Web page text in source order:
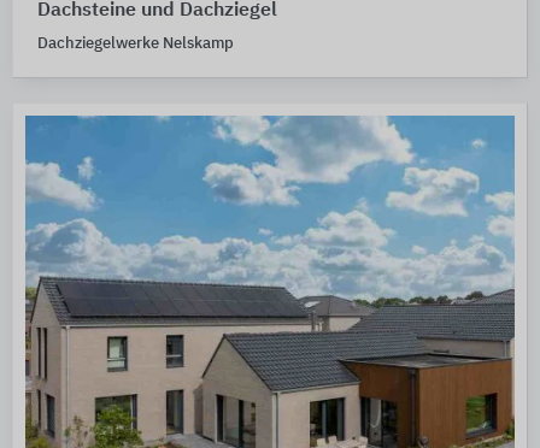
Dachsteine und Dachziegel
Dachziegelwerke Nelskamp